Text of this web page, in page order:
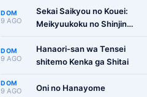
DOM
9 AGO
Sekai Saikyou no Kouei:
Meikyuukoku no Shinjin
DOM
9 AGO
Hanaori-san wa Tensei
shitemo Kenka ga Shitai
DOM
9 AGO Oni no Hanayome